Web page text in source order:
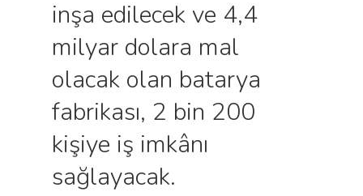
inşa edilecek ve 4,4
milyar dolara mal
olacak olan batarya
fabrikası, 2 bin 200
kişiye iş imkânı
sağlayacak.